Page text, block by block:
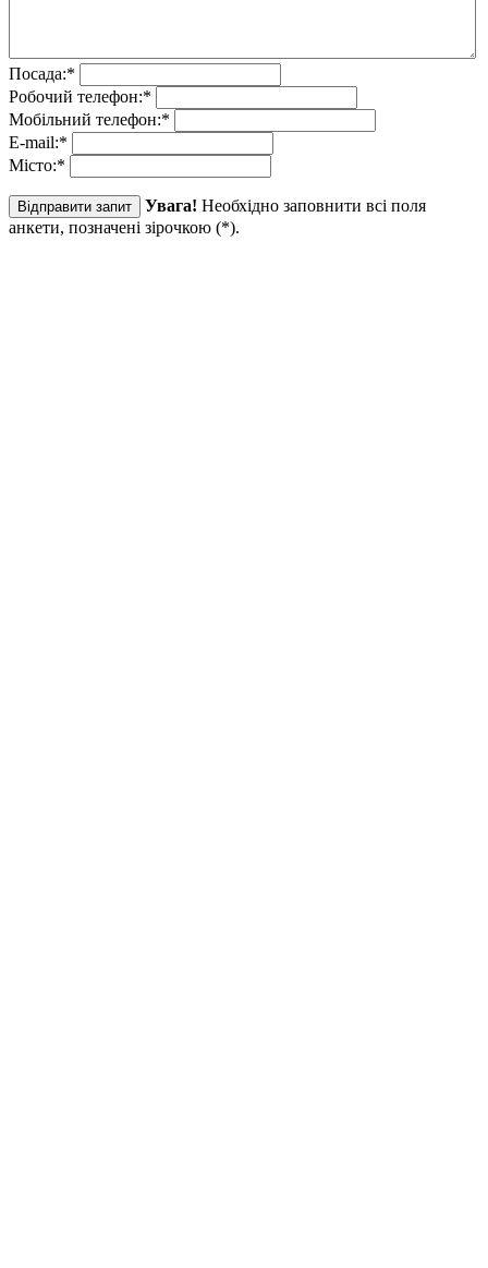
Посада:*
Робочий телефон:*
Мобільний телефон:*
E-mail:*
Місто:*
Увага! Необхідно заповнити всі поля
анкети, позначені зірочкою (*).